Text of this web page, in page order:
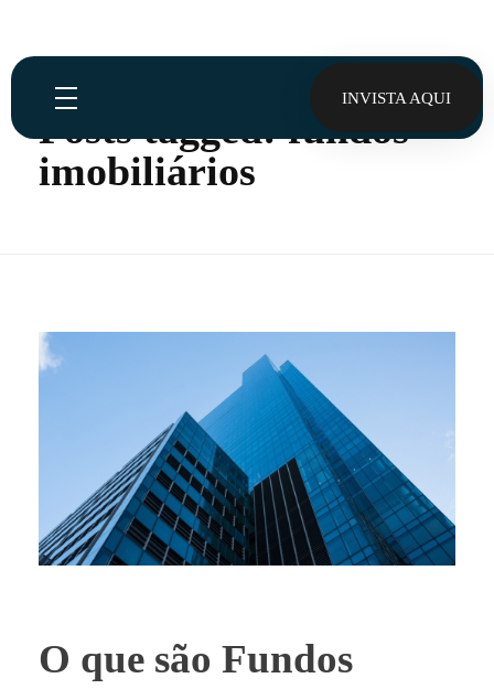
INVISTA AQUI
Posts tagged: fundos
imobiliários
O que são Fundos